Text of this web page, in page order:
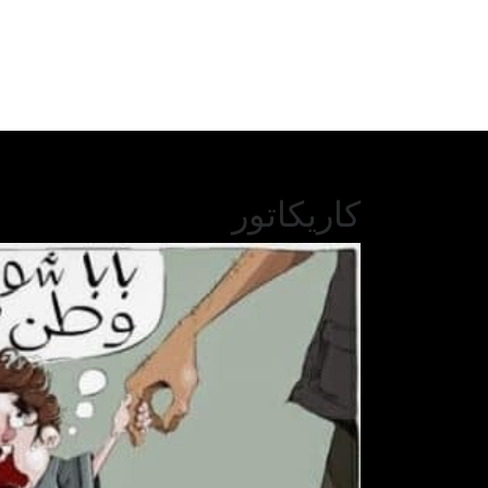
كاريكاتور